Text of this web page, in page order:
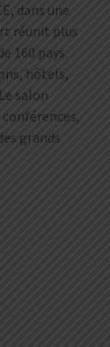
dans une
réunit plus
160 pays.
hôtels,
salon
grands